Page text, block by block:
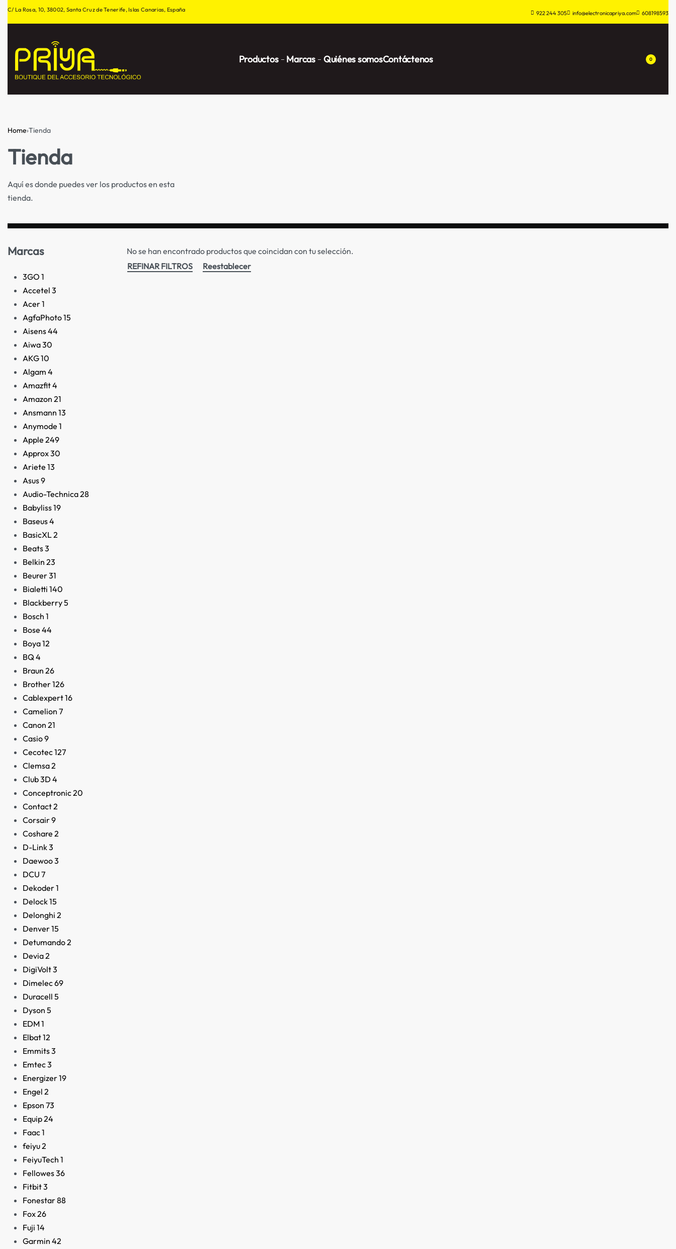
C/ La Rosa, 10, 38002, Santa Cruz de Tenerife, Islas Canarias, España 922 244 305 info@electronicapriya.com 608198593
Productos Marcas Quiénes somosContáctenos 0
Home›Tienda
Tienda
Aquí es donde puedes ver los productos en esta
tienda.
Marcas
3GO 1
Accetel 3
Acer1
AgfaPhoto15
Aisens44
Aiwa30
AKG10
Algam 4
Amazfit4
Amazon 21
Ansmann 13
Anymode 1
Apple 249
Approx30
Ariete 13
Asus9
Audio-Technica28
Babyliss19
Baseus4
BasicXL2
Beats3
Belkin 23
Beurer31
Bialetti 140
Blackberry5
Bosch 1
Bose 44
Boya12
BQ4
Braun 26
Brother126
Cablexpert16
Camelion 7
Canon 21
Casio9
Cecotec127
Clemsa2
Club 3D 4
Conceptronic20
Contact2
Corsair9
Coshare 2
D-Link3
Daewoo3
DCU 7
Dekoder1
Delock15
Delonghi 2
Denver15
Detumando2
Devia2
DigiVolt3
Dimelec69
Duracell 5
Dyson 5
EDM1
Elbat12
Emmits3
Emtec3
Energizer19
Engel 2
Epson 73
Equip24
Faac1
feiyu2
FeiyuTech 1
Fellowes36
Fitbit3
Fonestar88
Fox26
Fuji 14
Garmin 42
No se han encontrado productos que coincidan con tu selección.
REFINAR FILTROS
Reestablecer